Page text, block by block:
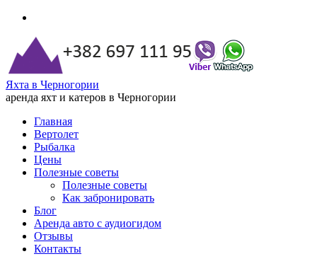
Яхта в Черногории
аренда яхт и катеров в Черногории
Главная
Вертолет
Рыбалка
Цены
Полезные советы
Полезные советы
Как забронировать
Блог
Аренда авто с аудиогидом
Отзывы
Контакты